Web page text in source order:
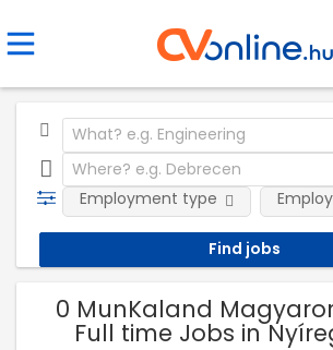
Employment type
0 MunKaland
Full time Jobs in